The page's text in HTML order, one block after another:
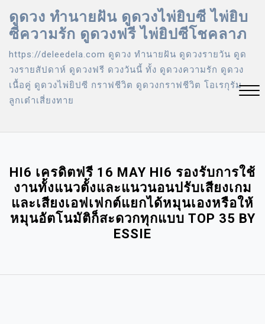
content
ดูดวง ทำนายฝัน ดูดวงไพ่ยิบซี ไพ่ยิบ
ซีความรัก ดูดวงฟรี ไพ่ยิปซีโชคลาภ
https://deleedela.com ดูดวง ทํานายฝัน ดูดวงรายวัน ดูด
วงรายสัปดาห์ ดูดวงฟรี ดวงวันนี้ ทั้ง ดูดวงความรัก ดูดวง
เนื้อคู่ ดูดวงไพ่ยิปซี กราฟชีวิต ดูดวงกราฟชีวิต โอเรกุรัม
ลูกเต๋าเสี่ยงทาย
HI6 เครดิตฟรี 16 MAY HI6 รองรับการใช้
งานทั้งแนวตั้งและแนวนอนปรับเสียงเกม
และเสียงเอฟเฟกต์แยกได้หมุนเองหรือให้
หมุนอัตโนมัติก็สะดวกทุกแบบ TOP 35 BY
ESSIE